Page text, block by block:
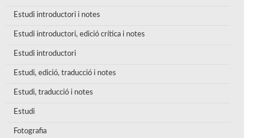
Estudi introductori i notes
Estudi introductori, edició crítica i notes
Estudi introductori
Estudi, edició, traducció i notes
Estudi, traducció i notes
Estudi
Fotografia